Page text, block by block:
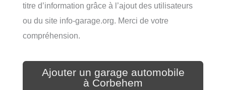
titre d’information grâce à l’ajout des utilisateurs
ou du site info-garage.org. Merci de votre
compréhension.
Ajouter un garage automobile
à Corbehem